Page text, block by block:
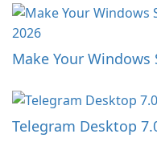
Make Your Windows
Telegram Desktop